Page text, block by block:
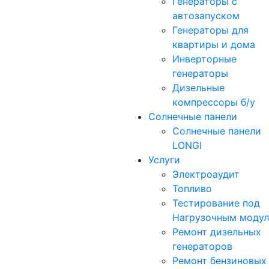
автозапуском
Генераторы для
квартиры и дома
Инверторные
генераторы
Дизельные
компрессоры б/у
Солнечные панели
Солнечные панели
LONGI
Услуги
Электроаудит
Топливо
Тестирование под
Нагрузочным
Ремонт дизельных
генераторов
Ремонт бензиновых